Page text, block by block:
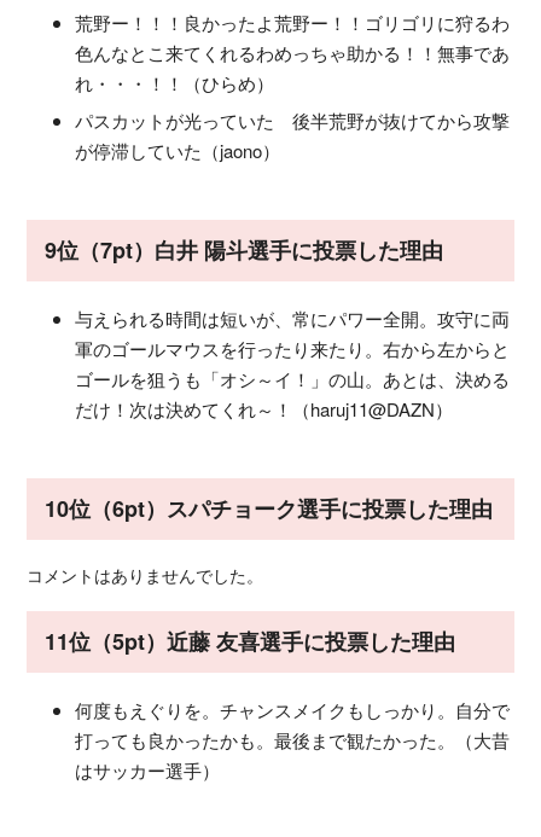
荒野ー！！！良かったよ荒野ー！！ゴリゴリに狩るわ
色んなとこ来てくれるわめっちゃ助かる！！無事であ
れ・・・！！（ひらめ）
パスカットが光っていた 後半荒野が抜けてから攻撃
が停滞していた（jaono）
9位（7pt）白井 陽斗選手に投票した理由
与えられる時間は短いが、常にパワー全開。攻守に両
軍のゴールマウスを行ったり来たり。右から左からと
ゴールを狙うも「オシ～イ！」の山。あとは、決める
だけ！次は決めてくれ～！（haruj11@DAZN）
10位（6pt）スパチョーク選手に投票した理由
コメントはありませんでした。
11位（5pt）近藤 友喜選手に投票した理由
何度もえぐりを。チャンスメイクもしっかり。自分で
打っても良かったかも。最後まで観たかった。（大昔
はサッカー選手）